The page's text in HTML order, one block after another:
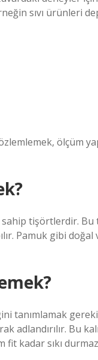
sıvı ürünleri
ölçüm
tişörtlerdir.
Pamuk gibi
tanımlamak
adlandırılır. Bu
kadar sıkı